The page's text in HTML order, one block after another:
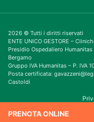
PRENOTA ONLINE
2026 © Tutti i diritti riservati
ENTE UNICO GESTORE –
Presidio Ospedaliero
Bergamo
Gruppo IVA Humanitas – P. IVA
Posta certificata:
Castoldi